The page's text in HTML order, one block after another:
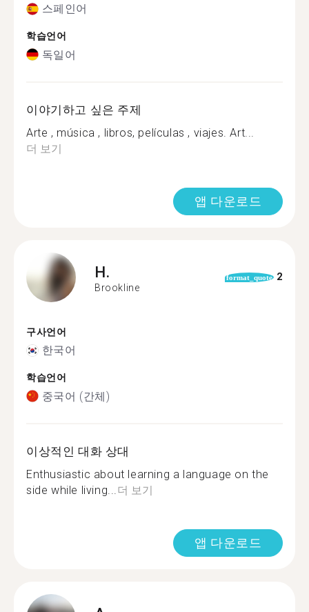
스페인어
학습언어
독일어
이야기하고 싶은 주제
Arte , música , libros, películas , viajes. Art...
더 보기
앱 다운로드
H.
Brookline
format_quote 2
구사언어
한국어
학습언어
중국어 (간체)
이상적인 대화 상대
Enthusiastic about learning a language on the
side while living... 더 보기
앱 다운로드